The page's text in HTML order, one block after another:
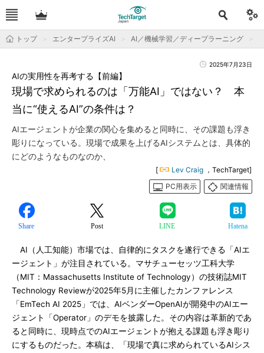
トップ エンタープライズAI AI／機械学習／ディープラーニング
2025年7月23日
現場で求められるのは「万能AI」ではない？ 本
当に“使えるAI”の条件は？
AIの実用性を再考する【前編】
AIエージェントが企業の関心を集めると同時に、その課題も浮き
彫りになっている。現場で成果を上げるAIシステムとは、具体的
にどのようなものなのか、
[ Lev Craig ，TechTarget]
PC用表示
関連情報
Share Post LINE Hatena
AI（人工知能）市場では、自律的にタスクを遂行できる「AIエ
ージェント」が注目されている。マサチューセッツ工科大学
（MIT：Massachusetts Institute of Technology）の技術誌MIT
Technology Reviewが2025年5月に主催したカンファレンス
「EmTech AI 2025」では、AIベンダーOpenAIが開発中のAIエー
ジェント「Operator」のデモを披露した。その内容は革新的であ
ると同時に、現時点でのAIエージェントが抱える課題も浮き彫り
にするものだった。本稿は、「現場で真に求められているAIシス